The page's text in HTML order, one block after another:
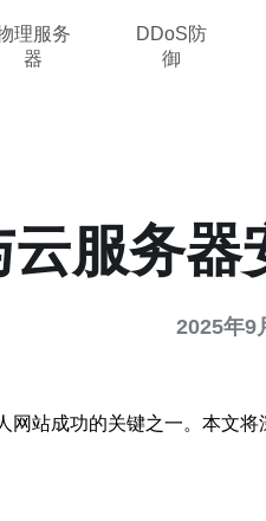
理服务
器
DDoS防
御
服务器
2025年9
网站成功的关键之一。本文将